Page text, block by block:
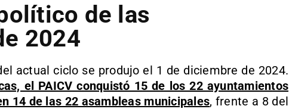
de las
2024
actual ciclo se produjo el 1 de diciembre de 2024.
el PAICV conquistó 15 de los 22 ayuntamientos
14 de las 22 asambleas municipales, frente a 8 del